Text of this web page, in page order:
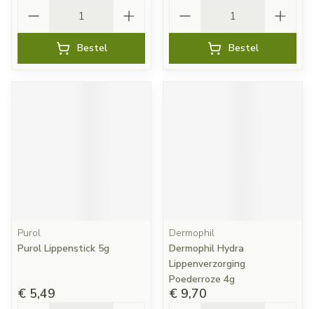
Bestel Bestel
Purol
Purol Lippenstick 5g
€ 5,49
Dermophil
Dermophil Hydra
Lippenverzorging
Poederroze 4g
€ 9,70